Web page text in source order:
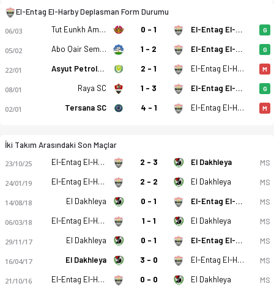
El-Entag El-Harby Deplasman Form Durumu
06/03 Tut Eunkh Amw FC 0 - 1 El-Entag El-Harby G
05/02 Abo Qair Semads 1 - 2 El-Entag El-Harby G
22/01 Asyut Petroleum 2 - 1 El-Entag El-Harby M
08/01 Raya SC 1 - 3 El-Entag El-Harby G
02/01 Tersana SC 4 - 1 El-Entag El-Harby M
İki Takım Arasındaki Son Maçlar
23/10/25 El-Entag El-Harby 2 - 3 El Dakhleya MS
24/01/19 El-Entag El-Harby 2 - 2 El Dakhleya MS
14/08/18 El Dakhleya 0 - 1 El-Entag El-Harby MS
06/03/18 El-Entag El-Harby 1 - 1 El Dakhleya MS
29/11/17 El Dakhleya 0 - 1 El-Entag El-Harby MS
16/04/17 El Dakhleya 3 - 0 El-Entag El-Harby MS
21/10/16 El-Entag El-Harby 0 - 0 El Dakhleya MS